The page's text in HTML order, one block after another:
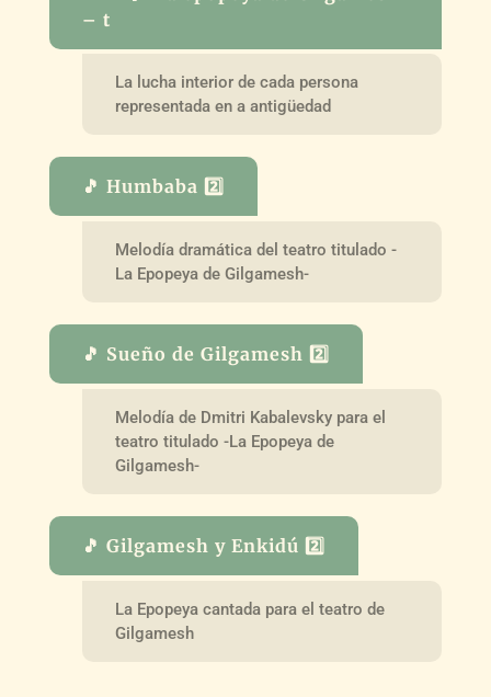
– t
La lucha interior de cada persona
representada en a antigüedad
🎵 Humbaba 2️⃣
Melodía dramática del teatro titulado -
La Epopeya de Gilgamesh-
🎵 Sueño de Gilgamesh 2️⃣
Melodía de Dmitri Kabalevsky para el
teatro titulado -La Epopeya de
Gilgamesh-
🎵 Gilgamesh y Enkidú 2️⃣
La Epopeya cantada para el teatro de
Gilgamesh